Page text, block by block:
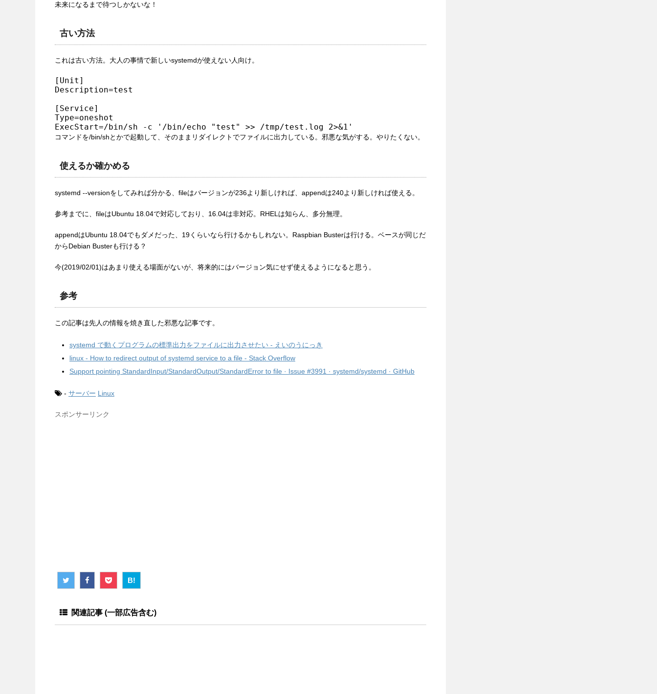
未来になるまで待つしかないな！
古い方法
これは古い方法。大人の事情で新しいsystemdが使えない人向け。
[Unit]
Description=test
[Service]
Type=oneshot
コマンドを/bin/shとかで起動して、そのままリダイレクトでファイルに出力している。邪悪な気がする。やりたくない。
使えるか確かめる
systemd --versionをしてみれば分かる、fileはバージョンが236より新しければ、appendは240より新しければ使える。
参考までに、fileはUbuntu 18.04で対応しており、16.04は非対応。RHELは知らん、多分無理。
appendはUbuntu 18.04でもダメだった、19くらいなら行けるかもしれない。Raspbian Busterは行ける。ベースが同じだ
からDebian Busterも行ける？
今(2019/02/01)はあまり使える場面がないが、将来的にはバージョン気にせず使えるようになると思う。
参考
この記事は先人の情報を焼き直した邪悪な記事です。
systemd で動くプログラムの標準出力をファイルに出力させたい - えいのうにっき
linux - How to redirect output of systemd service to a file - Stack Overflow
Support pointing StandardInput/StandardOutput/StandardError to file · Issue #3991 · systemd/systemd · GitHub
- サーバー Linux
スポンサーリンク
B!
関連記事 (一部広告含む)